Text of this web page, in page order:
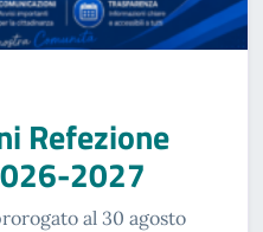
Refezione
2027
al 30 agosto